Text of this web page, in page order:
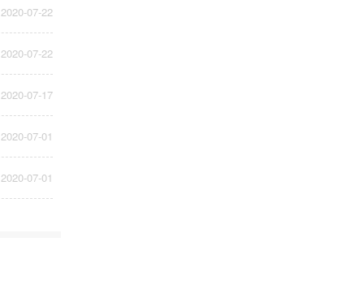
2020-07-22
2020-07-22
2020-07-17
2020-07-01
2020-07-01